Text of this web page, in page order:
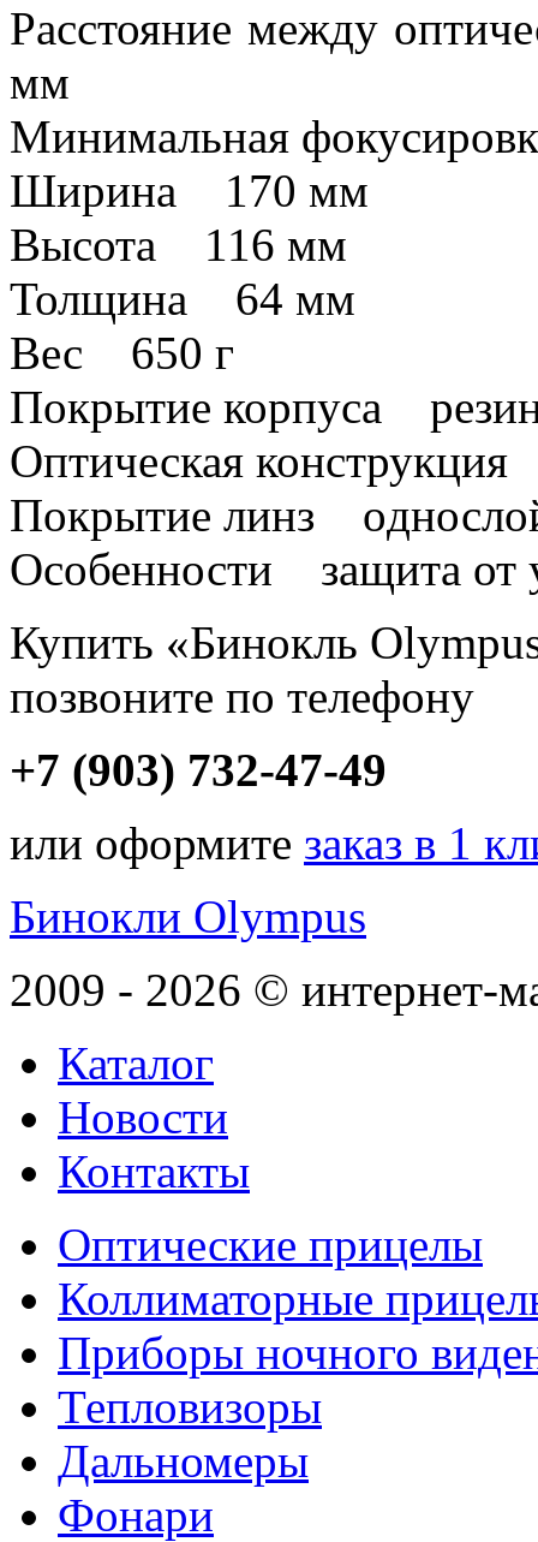
Расстояние между
мм
Минимальная
Ширина 170 мм
Высота 116 мм
Толщина 64 мм
Вес 650 г
Покрытие корпуса
Оптическая
Покрытие линз
Особенности защита от
Купить «Бинокль
позвоните по телефону
+7 (903) 732-47-49
или оформите заказ в 1
Бинокли Olympus
2009 - 2026 © интернет-
Каталог
Новости
Контакты
Оптические прицелы
Коллиматорные
Приборы ночного
Тепловизоры
Дальномеры
Фонари